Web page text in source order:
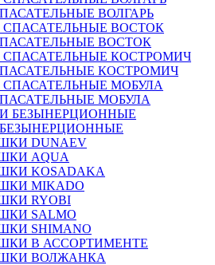
ВОЛГАРЬ
ВОСТОК
КОСТРОМИЧ
МОБУЛА
DUNAEV
AQUA
KOSADAKA
MIKADO
RYOBI
SALMO
SHIMANO
В АССОРТИМЕНТЕ
ВОЛЖАНКА